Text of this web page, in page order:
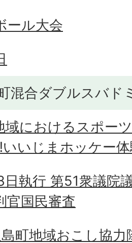
ール大会
混合ダブルスバド
域におけるスポー
いいじまホッケー
執行 第51衆議院
官国民審査
町地域おこし協力